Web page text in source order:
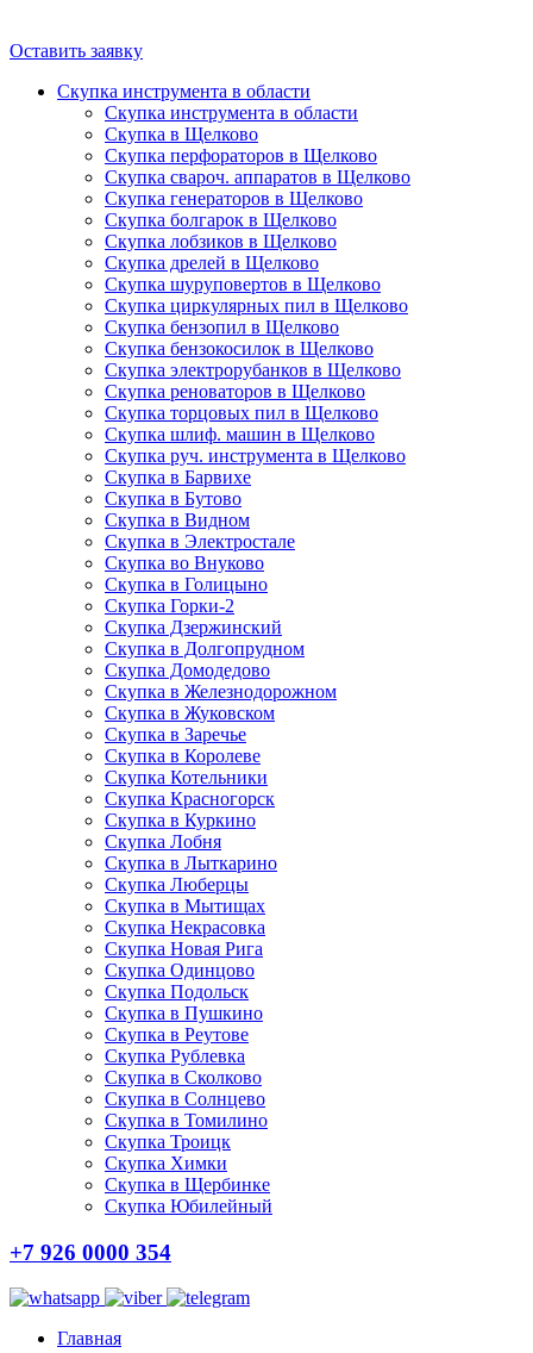
Оставить заявку
Скупка инструмента в области
Скупка инструмента в области
Скупка в Щелково
Скупка перфораторов в Щелково
Скупка свароч. аппаратов в Щелково
Скупка генераторов в Щелково
Скупка болгарок в Щелково
Скупка лобзиков в Щелково
Скупка дрелей в Щелково
Скупка шуруповертов в Щелково
Скупка циркулярных пил в Щелково
Скупка бензопил в Щелково
Скупка бензокосилок в Щелково
Скупка электрорубанков в Щелково
Скупка реноваторов в Щелково
Скупка торцовых пил в Щелково
Скупка шлиф. машин в Щелково
Скупка руч. инструмента в Щелково
Скупка в Барвихе
Скупка в Бутово
Скупка в Видном
Скупка в Электростале
Скупка во Внуково
Скупка в Голицыно
Скупка Горки-2
Скупка Дзержинский
Скупка в Долгопрудном
Скупка Домодедово
Скупка в Железнодорожном
Скупка в Жуковском
Скупка в Заречье
Скупка в Королеве
Скупка Котельники
Скупка Красногорск
Скупка в Куркино
Скупка Лобня
Скупка в Лыткарино
Скупка Люберцы
Скупка в Мытищах
Скупка Некрасовка
Скупка Новая Рига
Скупка Одинцово
Скупка Подольск
Скупка в Пушкино
Скупка в Реутове
Скупка Рублевка
Скупка в Сколково
Скупка в Солнцево
Скупка в Томилино
Скупка Троицк
Скупка Химки
Скупка в Щербинке
Скупка Юбилейный
+7 926 0000 354
Главная